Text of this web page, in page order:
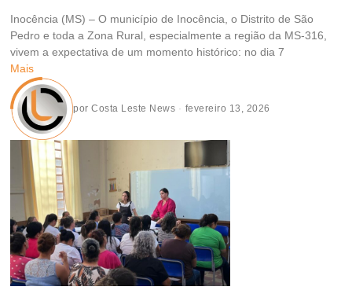
Inocência (MS) – O município de Inocência, o Distrito de São
Pedro e toda a Zona Rural, especialmente a região da MS-316,
vivem a expectativa de um momento histórico: no dia 7
Mais
porCosta Leste News fevereiro 13, 2026